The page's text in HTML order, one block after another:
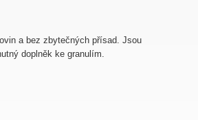
a bez zbytečných přísad. Jsou
doplněk ke granulím.